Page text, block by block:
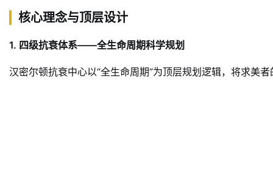
核心理念与顶层设计
1. 四级抗衰体系——全生命周期科学规划
汉密尔顿抗衰中心以“全生命周期”为顶层规划逻辑，将求美